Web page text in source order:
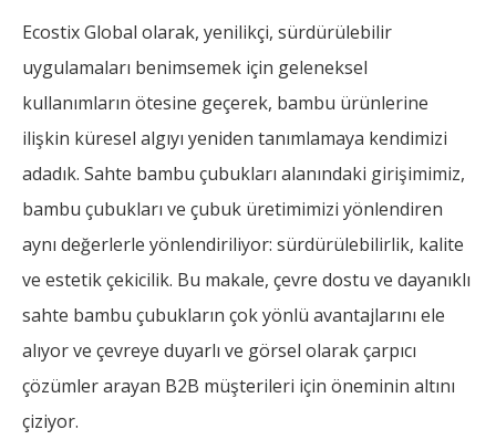
Ecostix Global olarak, yenilikçi, sürdürülebilir
uygulamaları benimsemek için geleneksel
kullanımların ötesine geçerek, bambu ürünlerine
ilişkin küresel algıyı yeniden tanımlamaya kendimizi
adadık. Sahte bambu çubukları alanındaki girişimimiz,
bambu çubukları ve çubuk üretimimizi yönlendiren
aynı değerlerle yönlendiriliyor: sürdürülebilirlik, kalite
ve estetik çekicilik. Bu makale, çevre dostu ve dayanıklı
sahte bambu çubukların çok yönlü avantajlarını ele
alıyor ve çevreye duyarlı ve görsel olarak çarpıcı
çözümler arayan B2B müşterileri için öneminin altını
çiziyor.